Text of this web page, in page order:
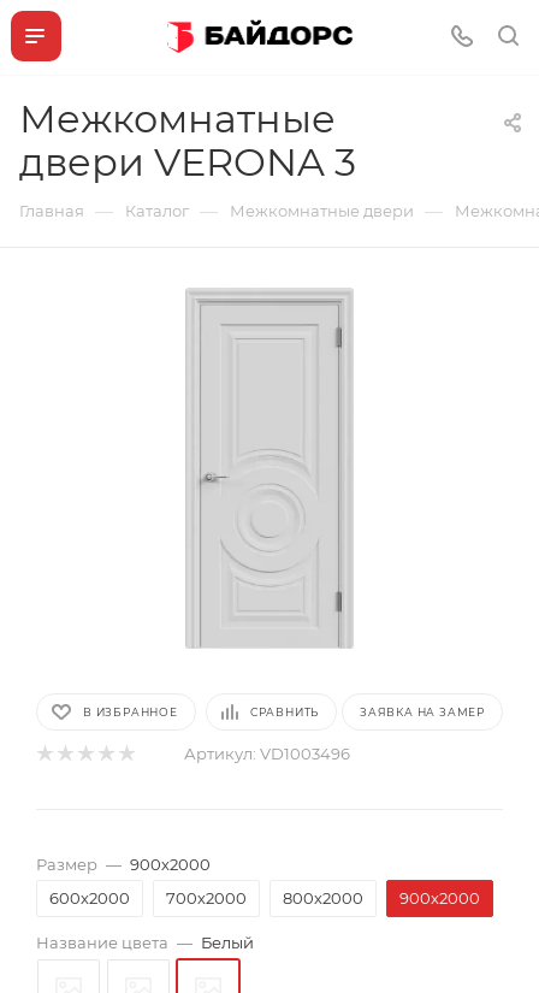
Межкомнатные
двери VERONA 3
Главная — Каталог — Межкомнатные двери —
В ИЗБРАННОЕ СРАВНИТЬ ЗАЯВКА НА ЗАМЕР
Артикул: VD1003496
Размер — 900х2000
600х2000
700х2000 800х2000 900х2000
Название цвета — Белый